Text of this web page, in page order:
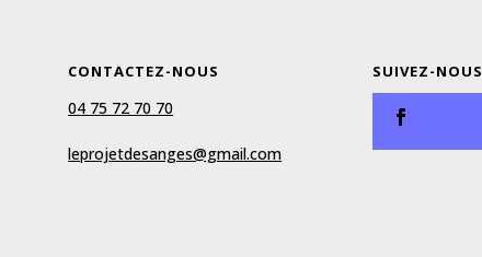
CONTACTEZ-NOUS
04 75 72 70 70
leprojetdesanges@gmail.com
SUIVEZ-NOUS